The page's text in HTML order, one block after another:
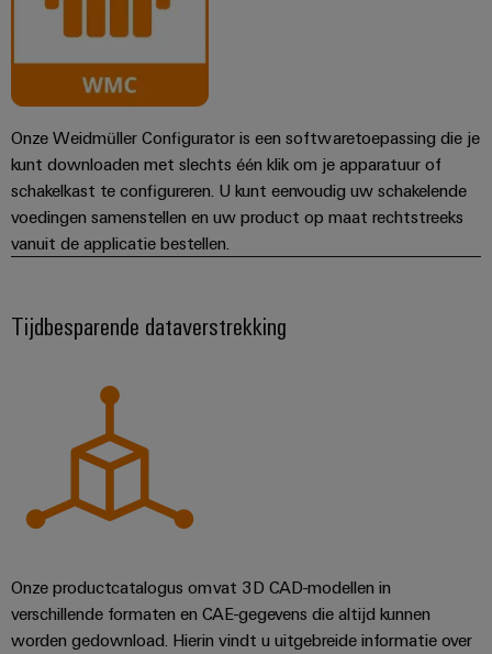
Onze Weidmüller Configurator is een softwaretoepassing die je
kunt downloaden met slechts één klik om je apparatuur of
schakelkast te configureren. U kunt eenvoudig uw schakelende
voedingen samenstellen en uw product op maat rechtstreeks
vanuit de applicatie bestellen.
Tijdbesparende dataverstrekking
Onze productcatalogus omvat 3D CAD-modellen in
verschillende formaten en CAE-gegevens die altijd kunnen
worden gedownload. Hierin vindt u uitgebreide informatie over